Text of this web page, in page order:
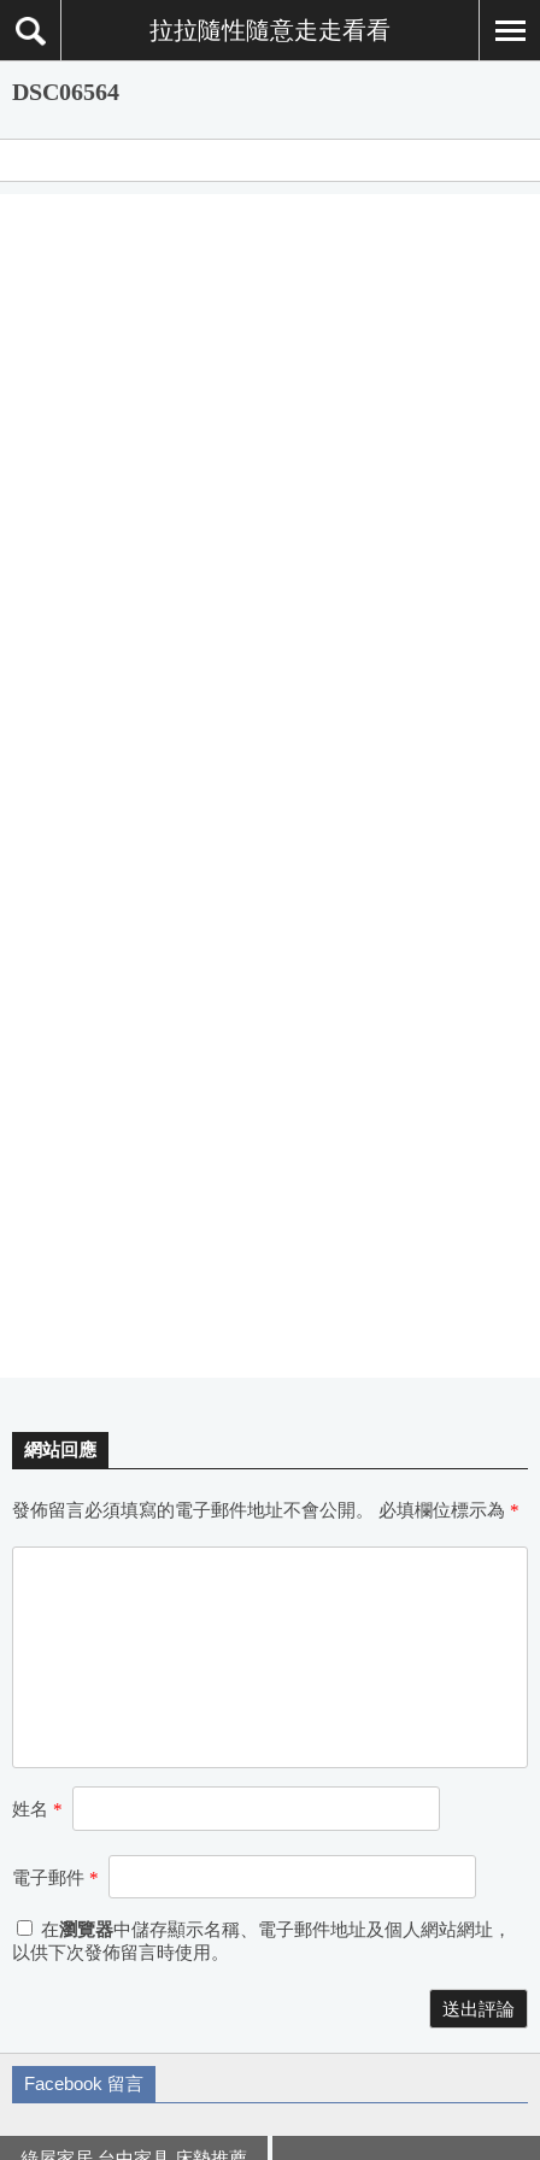
拉拉隨性隨意走走看看
DSC06564
網站回應
發佈留言必須填寫的電子郵件地址不會公開。 必填欄位標示為 *
姓名 *
電子郵件 *
在瀏覽器中儲存顯示名稱、電子郵件地址及個人網站網址，
以供下次發佈留言時使用。
Facebook 留言